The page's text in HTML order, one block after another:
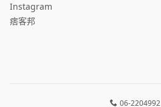
Instagram
痞客邦
06-2204992